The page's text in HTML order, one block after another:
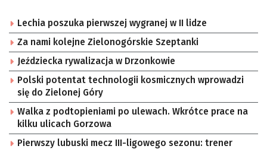
Lechia poszuka pierwszej wygranej w II lidze
Za nami kolejne Zielonogórskie Szeptanki
Jeździecka rywalizacja w Drzonkowie
Polski potentat technologii kosmicznych wprowadzi
się do Zielonej Góry
Walka z podtopieniami po ulewach. Wkrótce prace na
kilku ulicach Gorzowa
Pierwszy lubuski mecz III-ligowego sezonu: trener